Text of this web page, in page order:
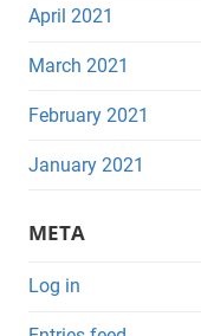
April 2021
March 2021
February 2021
January 2021
META
Log in